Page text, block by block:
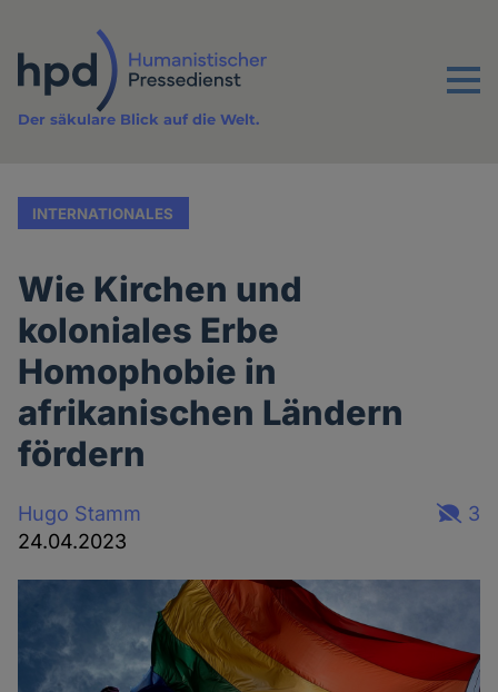
Inhalt
Menu
Der säkulare Blick auf die Welt.
INTERNATIONALES
Wie Kirchen und
koloniales Erbe
Homophobie in
afrikanischen Ländern
fördern
Hugo Stamm
24.04.2023
3